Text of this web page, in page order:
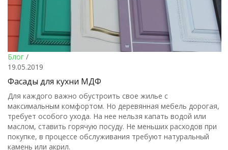
Блог /
19.05.2019
Фасады для кухни МДФ
Для каждого важно обустроить свое жилье с
максимальным комфортом. Но деревянная мебель дорогая,
требует особого ухода. На нее нельзя капать водой или
маслом, ставить горячую посуду. Не меньших расходов при
покупке, в процессе обслуживания требуют натуральный
камень или акрил.